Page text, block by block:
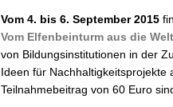
Vom 4. bis 6. September 2015
Vom Elfenbeinturm aus die
von Bildungsinstitutionen in der
Ideen für Nachhaltigkeitsprojekte
Teilnahmebeitrag von 60 Euro